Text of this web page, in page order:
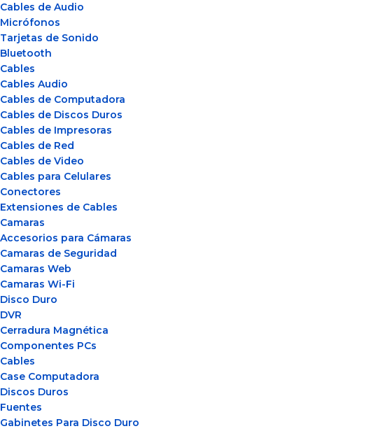
Cables de Audio
Micrófonos
Tarjetas de Sonido
Bluetooth
Cables
Cables Audio
Cables de Computadora
Cables de Discos Duros
Cables de Impresoras
Cables de Red
Cables de Video
Cables para Celulares
Conectores
Extensiones de Cables
Camaras
Accesorios para Cámaras
Camaras de Seguridad
Camaras Web
Camaras Wi-Fi
Disco Duro
DVR
Cerradura Magnética
Componentes PCs
Cables
Case Computadora
Discos Duros
Fuentes
Gabinetes Para Disco Duro